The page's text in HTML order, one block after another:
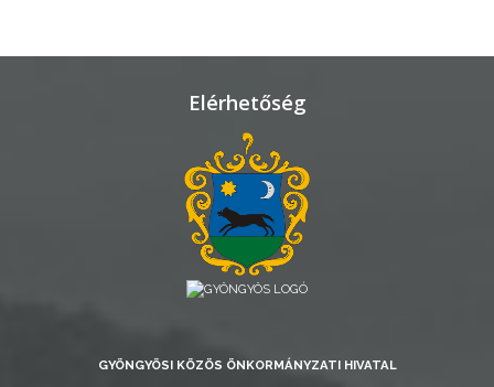
Elérhetőség
GYÖNGYÖSI KÖZÖS ÖNKORMÁNYZATI HIVATAL